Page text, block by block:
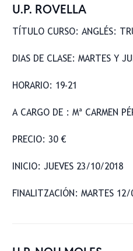
U.P. ROVELLA
TÍTULO CURSO: ANGLÉS:
DIAS DE CLASE: MARTES Y
HORARIO: 19-21
A CARGO DE : Mª CARMEN
PRECIO: 30 €
INICIO: JUEVES 23/10/2018
FINALITZACIÓN: MARTES